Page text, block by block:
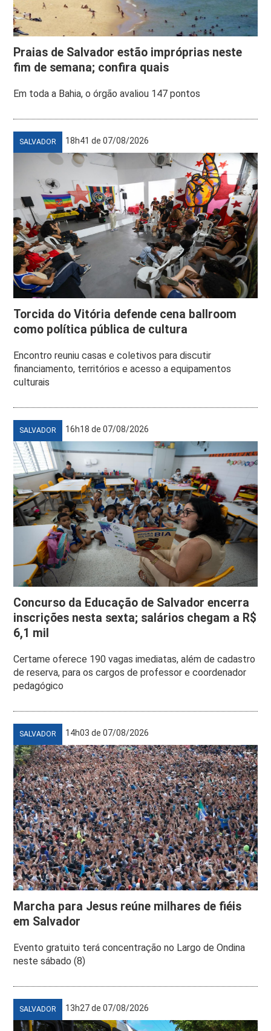
Praias de Salvador estão impróprias neste
fim de semana; confira quais
Em toda a Bahia, o órgão avaliou 147 pontos
SALVADOR 18h41 de 07/08/2026
Torcida do Vitória defende cena ballroom
como política pública de cultura
Encontro reuniu casas e coletivos para discutir
financiamento, territórios e acesso a equipamentos
culturais
SALVADOR 16h18 de 07/08/2026
Concurso da Educação de Salvador encerra
inscrições nesta sexta; salários chegam a R$
6,1 mil
Certame oferece 190 vagas imediatas, além de cadastro
de reserva, para os cargos de professor e coordenador
pedagógico
SALVADOR 14h03 de 07/08/2026
Marcha para Jesus reúne milhares de fiéis
em Salvador
Evento gratuito terá concentração no Largo de Ondina
neste sábado (8)
SALVADOR 13h27 de 07/08/2026